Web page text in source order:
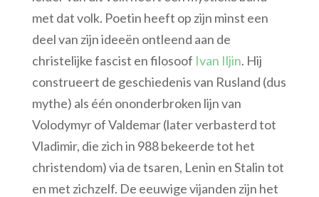
met dat volk. Poetin heeft op zijn minst een
deel van zijn ideeën ontleend aan de
christelijke fascist en filosoof Ivan Iljin. Hij
construeert de geschiedenis van Rusland (dus
mythe) als één ononderbroken lijn van
Volodymyr of Valdemar (later verbasterd tot
Vladimir, die zich in 988 bekeerde tot het
christendom) via de tsaren, Lenin en Stalin tot
en met zichzelf. De eeuwige vijanden zijn het